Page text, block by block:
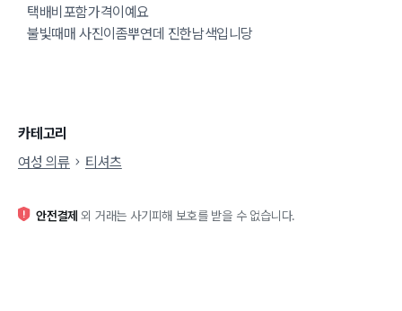
택배비포함가격이예요
불빛때매 사진이좀뿌연데 진한남색입니당
카테고리
여성 의류
티셔츠
안전결제 외 거래는 사기피해 보호를 받을 수 없습니다.